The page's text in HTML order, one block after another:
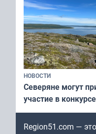
НОВОСТИ
Северяне могут
участие в
северной
по Печенгскому
Region51.com —